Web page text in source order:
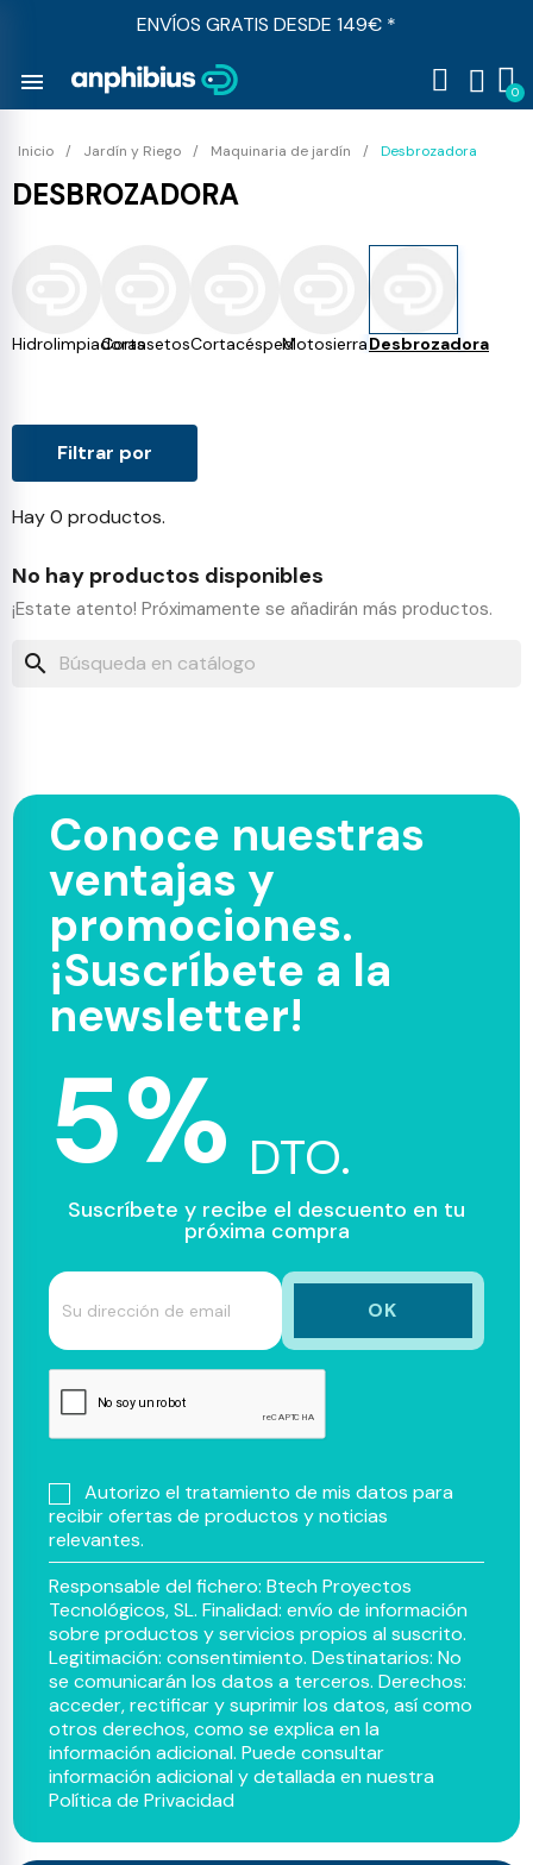
ENVÍOS GRATIS DESDE 149€ *
menu
Inicio Jardín y Riego Maquinaria de jardín Desbrozadora
DESBROZADORA
HidrolimpiadorasCortasetosCortacéspedMotosierraDesbrozadora
Hay 0 productos.
Filtrar por
No hay productos disponibles
¡Estate atento! Próximamente se añadirán más productos.
search
Conoce nuestras
ventajas y
promociones.
¡Suscríbete a la
newsletter!
5% DTO.
Suscríbete y recibe el descuento en tu
próxima compra
Autorizo el tratamiento de mis datos para
recibir ofertas de productos y noticias
relevantes.
Responsable del fichero: Btech Proyectos
Tecnológicos, SL. Finalidad: envío de información
sobre productos y servicios propios al suscrito.
Legitimación: consentimiento. Destinatarios: No
se comunicarán los datos a terceros. Derechos:
acceder, rectificar y suprimir los datos, así como
otros derechos, como se explica en la
información adicional. Puede consultar
información adicional y detallada en nuestra
Política de Privacidad